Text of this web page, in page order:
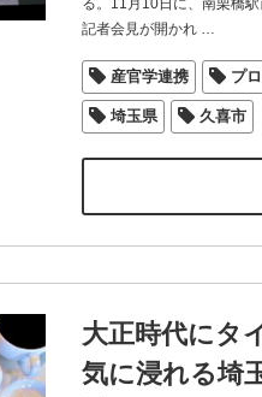
る。11月10日に、南栗橋
記者会見が開かれ…
産官学連携 プ
埼玉県 久喜市
大正時代にタ
気に浸れる埼